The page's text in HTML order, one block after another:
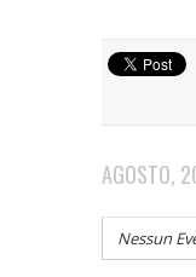
AGOSTO,
Nessun